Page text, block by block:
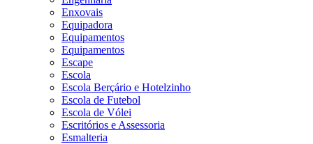
Enxovais
Equipadora
Equipamentos
Equipamentos
Escape
Escola
Escola Berçário e Hotelzinho
Escola de Futebol
Escola de Vólei
Escritórios e Assessoria
Esmalteria